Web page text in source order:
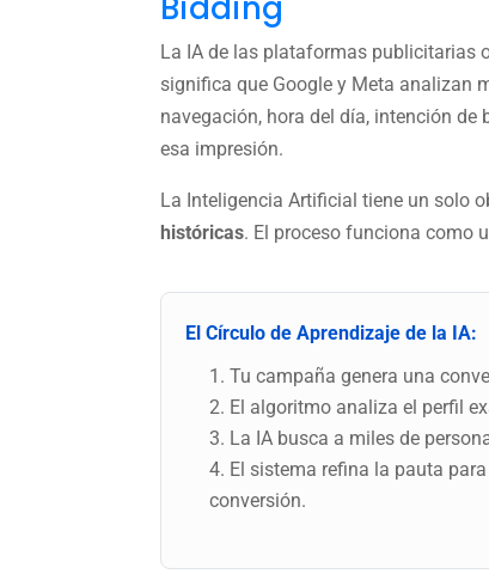
Bidding
La IA de las plataformas publicitarias
significa que Google y Meta analizan
navegación, hora del día, intención
esa impresión.
La Inteligencia Artificial tiene un solo
históricas. El proceso funciona como
El Círculo de Aprendizaje de la IA:
Tu campaña genera una
El algoritmo analiza el perfil
La IA busca a miles de
El sistema refina la pauta
conversión.